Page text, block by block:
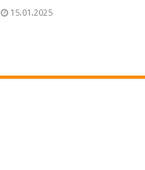
15.01.2025